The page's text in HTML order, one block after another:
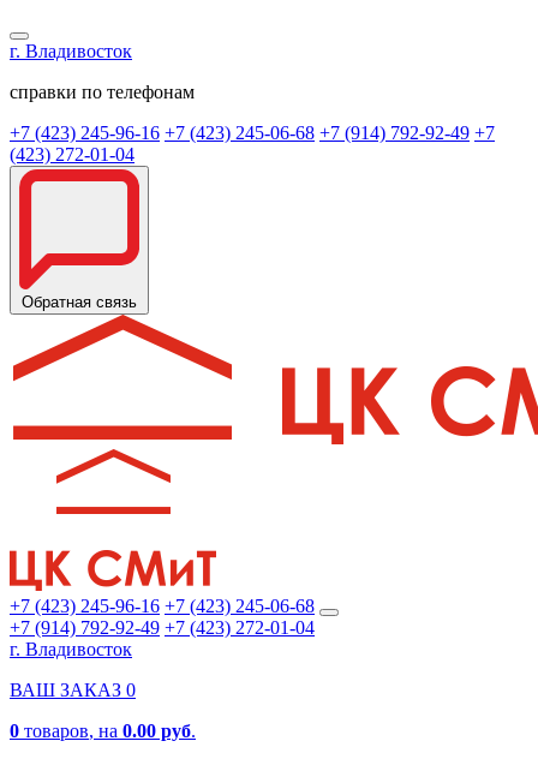
г. Владивосток
справки по телефонам
+7 (423) 245-96-16 +7 (423) 245-06-68 +7 (914) 792-92-49 +7
(423) 272-01-04
Обратная связь
+7 (423) 245-96-16 +7 (423) 245-06-68
+7 (914) 792-92-49 +7 (423) 272-01-04
г. Владивосток
ВАШ ЗАКАЗ 0
0 товаров, на 0.00 руб.